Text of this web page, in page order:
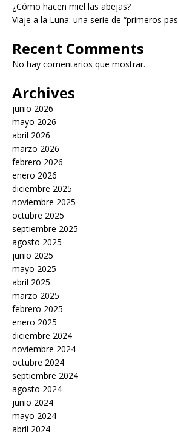
¿Cómo hacen miel las abejas?
Viaje a la Luna: una serie de “primeros
Recent Comments
No hay comentarios que mostrar.
Archives
junio 2026
mayo 2026
abril 2026
marzo 2026
febrero 2026
enero 2026
diciembre 2025
noviembre 2025
octubre 2025
septiembre 2025
agosto 2025
junio 2025
mayo 2025
abril 2025
marzo 2025
febrero 2025
enero 2025
diciembre 2024
noviembre 2024
octubre 2024
septiembre 2024
agosto 2024
junio 2024
mayo 2024
abril 2024